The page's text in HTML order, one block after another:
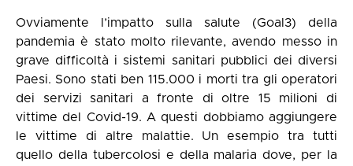
Ovviamente l’impatto sulla salute (Goal3) della
pandemia è stato molto rilevante, avendo messo in
grave difficoltà i sistemi sanitari pubblici dei diversi
Paesi. Sono stati ben 115.000 i morti tra gli operatori
dei servizi sanitari a fronte di oltre 15 milioni di
vittime del Covid-19. A questi dobbiamo aggiungere
le vittime di altre malattie. Un esempio tra tutti
quello della tubercolosi e della malaria dove, per la